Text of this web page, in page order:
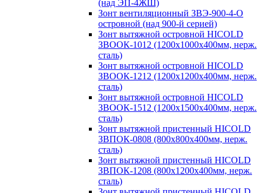
(над ЭП-4ЖШ)
Зонт вентиляционный ЗВЭ-900-4-О
островной (над 900-й серией)
Зонт вытяжной островной HICOLD
ЗВООК-1012 (1200х1000х400мм, нерж.
сталь)
Зонт вытяжной островной HICOLD
ЗВООК-1212 (1200x1200x400мм, нерж.
сталь)
Зонт вытяжной островной HICOLD
ЗВООК-1512 (1200х1500х400мм, нерж.
сталь)
Зонт вытяжной пристенный HICOLD
ЗВПОК-0808 (800х800х400мм, нерж.
сталь)
Зонт вытяжной пристенный HICOLD
ЗВПОК-1208 (800х1200х400мм, нерж.
сталь)